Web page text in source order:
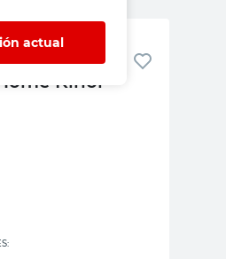
actual
29X60
Kinor